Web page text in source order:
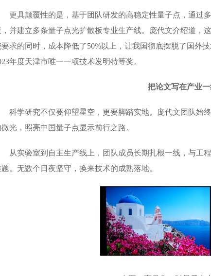
更具颠覆性的是，基于团队研发的高稳定性量子点，通过
，并建立多条量子点光扩散板专业生产线。庞代文介绍道，
要求的同时，成本降低了50%以上，让我国彻底摆脱了国外
年度天津市唯一一项技术发明特等奖。
把论文写在产业
科学研究不仅要仰望星空，更要脚踏实地。庞代文团队始
微光，照亮中国量子点显示前行之路。
从实验室到自主生产线上，团队成员长期扎根一线，与工
。无数个日夜坚守，换来技术的成熟落地。